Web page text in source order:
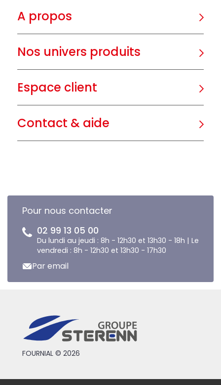
A propos
Nos univers produits
Espace client
Contact & aide
Pour nous contacter
02 99 13 05 00
Du lundi au jeudi : 8h - 12h30 et 13h30 - 18h | Le
vendredi : 8h - 12h30 et 13h30 - 17h30
Par email
FOURNIAL © 2026